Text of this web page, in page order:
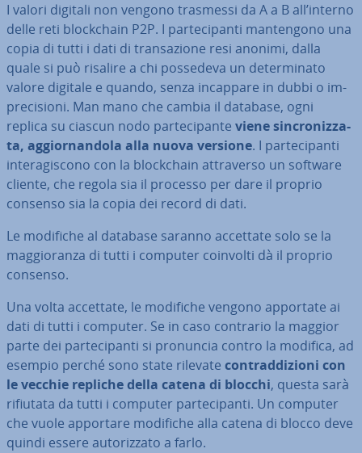
I valori digitali non vengono trasmessi da A a B all’interno
delle reti bloc­k­chain P2P. I par­te­ci­pan­ti man­ten­go­no una
copia di tutti i dati di tran­sa­zio­ne resi anonimi, dalla
quale si può risalire a chi possedeva un de­ter­mi­na­to
valore digitale e quando, senza incappare in dubbi o im­
pre­ci­sio­ni. Man mano che cambia il database, ogni
replica su ciascun nodo par­te­ci­pan­te viene sin­cro­niz­za­
ta, ag­gior­nan­do­la alla nuova versione. I par­te­ci­pan­ti
in­te­ra­gi­sco­no con la bloc­k­chain at­tra­ver­so un software
cliente, che regola sia il processo per dare il proprio
consenso sia la copia dei record di dati.
Le modifiche al database saranno accettate solo se la
mag­gio­ran­za di tutti i computer coinvolti dà il proprio
consenso.
Una volta accettate, le modifiche vengono apportate ai
dati di tutti i computer. Se in caso contrario la maggior
parte dei par­te­ci­pan­ti si pronuncia contro la modifica, ad
esempio perché sono state rilevate con­trad­di­zio­ni con
le vecchie repliche della catena di blocchi, questa sarà
rifiutata da tutti i computer par­te­ci­pan­ti. Un computer
che vuole apportare modifiche alla catena di blocco deve
quindi essere au­to­riz­za­to a farlo.